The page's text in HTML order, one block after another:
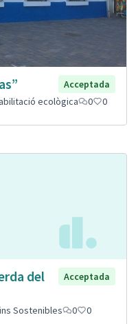
Acceptada
ecològica 0 0
del
Acceptada
Sostenibles 0 0